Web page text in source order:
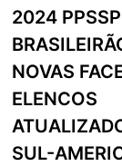
artigos
2024
NOVAS
ELENCOS
SUL-